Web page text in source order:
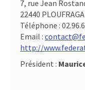
7, rue Jean
22440
Téléphone :
Email :
http://
Président :